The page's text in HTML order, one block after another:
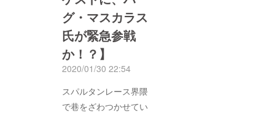
グ・マスカラス
氏が緊急参戦
か！？】
2020/01/30 22:54
スパルタンレース界隈
で巷をざわつかせてい